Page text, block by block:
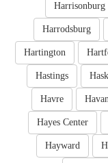
Harrisonburg
Harrodsburg
Hartington
Hastings
Havre
Hayes Center
Hayward